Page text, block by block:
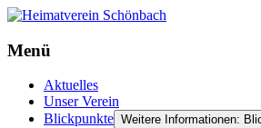
Menü
Aktuelles
Unser Verein
Blickpunkte Weitere Informationen: